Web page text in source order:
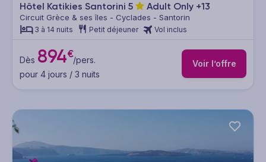
Hôtel Katikies Santorini 5 Adult Only +13
Circuit Grèce & ses îles - Cyclades - Santorin
3 à 14 nuits Petit déjeuner Vol inclus
Dès 894€/pers.
pour 4 jours / 3 nuits
Voir l’offre